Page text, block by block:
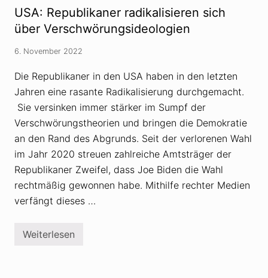
u
r
z
l
i
e
n
:
V
r
s
c
h
w
ö
u
n
g
s
g
l
ä
u
g
USA: Republikaner radikalisieren sich
über Verschwörungsideologien
6. November 2022
Die Republikaner in den USA haben in den letzten
Jahren eine rasante Radikalisierung durchgemacht.
Sie versinken immer stärker im Sumpf der
Verschwörungstheorien und bringen die Demokratie
an den Rand des Abgrunds. Seit der verlorenen Wahl
im Jahr 2020 streuen zahlreiche Amtsträger der
Republikaner Zweifel, dass Joe Biden die Wahl
rechtmäßig gewonnen habe. Mithilfe rechter Medien
verfängt dieses …
U
Weiterlesen